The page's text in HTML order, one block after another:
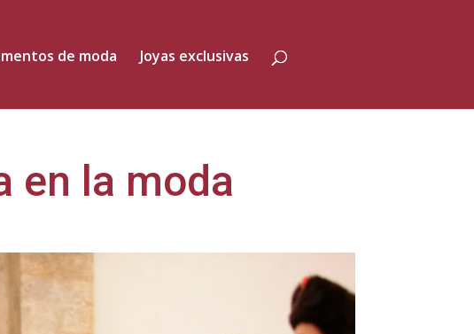
de moda Joyas exclusivas
en la moda